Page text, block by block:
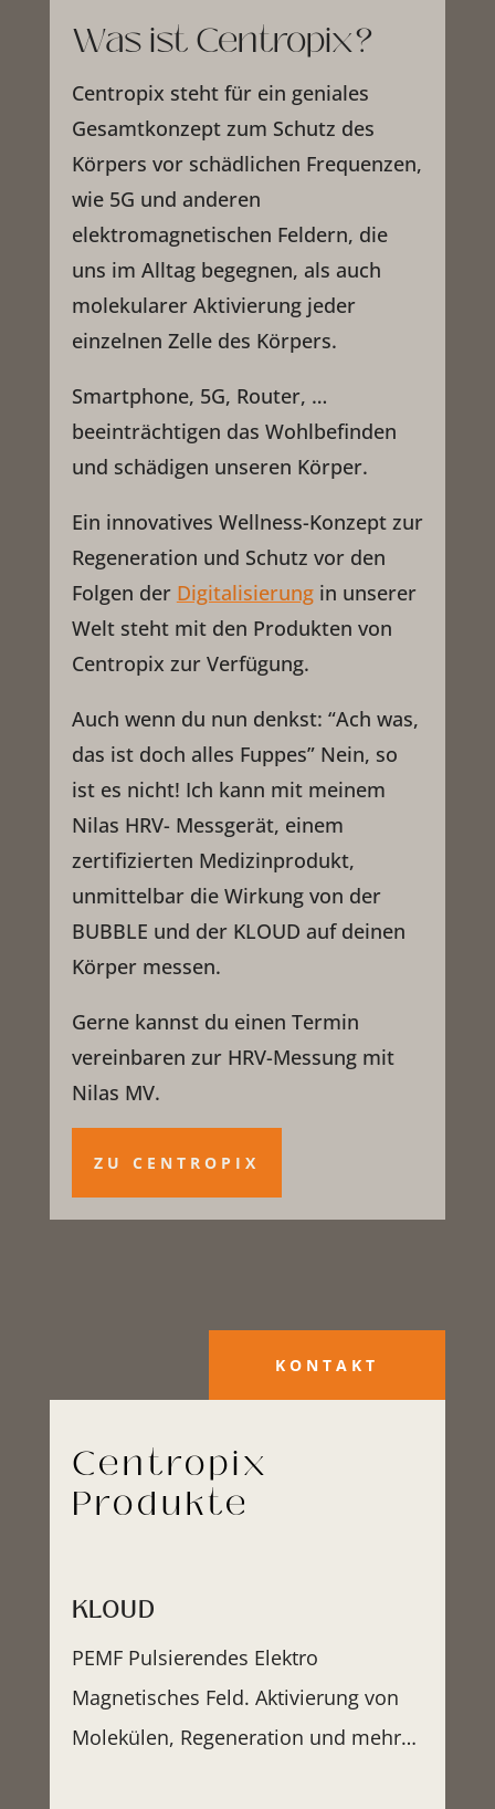
Was ist Centropix?
Centropix steht für ein geniales
Gesamtkonzept zum Schutz des
Körpers vor schädlichen Frequenzen,
wie 5G und anderen
elektromagnetischen Feldern, die
uns im Alltag begegnen, als auch
molekularer Aktivierung jeder
einzelnen Zelle des Körpers.
Smartphone, 5G, Router, …
beeinträchtigen das Wohlbefinden
und schädigen unseren Körper.
Ein innovatives Wellness-Konzept zur
Regeneration und Schutz vor den
Folgen der Digitalisierungin unserer
Welt steht mit den Produkten von
Centropix zur Verfügung.
Auch wenn du nun denkst: “Ach was,
das ist doch alles Fuppes” Nein, so
ist es nicht! Ich kann mit meinem
Nilas HRV- Messgerät, einem
zertifizierten Medizinprodukt,
unmittelbar die Wirkung von der
BUBBLE und der KLOUD auf deinen
Körper messen.
Gerne kannst du einen Termin
vereinbaren zur HRV-Messung mit
Nilas MV.
ZU CENTROPIX
KONTAKT
Centropix
Produkte
KLOUD
PEMF Pulsierendes Elektro
Magnetisches Feld. Aktivierung von
Molekülen, Regeneration und mehr…